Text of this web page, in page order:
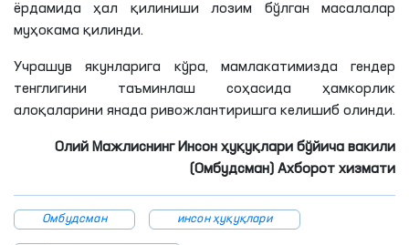
ёрдамида ҳал қилиниши лозим бўлган масалалар
муҳокама қилинди.
Учрашув якунларига кўра, мамлакатимизда гендер
тенглигини таъминлаш соҳасида ҳамкорлик
алоқаларини янада ривожлантиришга келишиб олинди.
Олий Мажлиснинг Инсон ҳуқуқлари бўйича вакили
(Омбудсман) Ахборот хизмати
Омбудсман инсон ҳуқуқлари